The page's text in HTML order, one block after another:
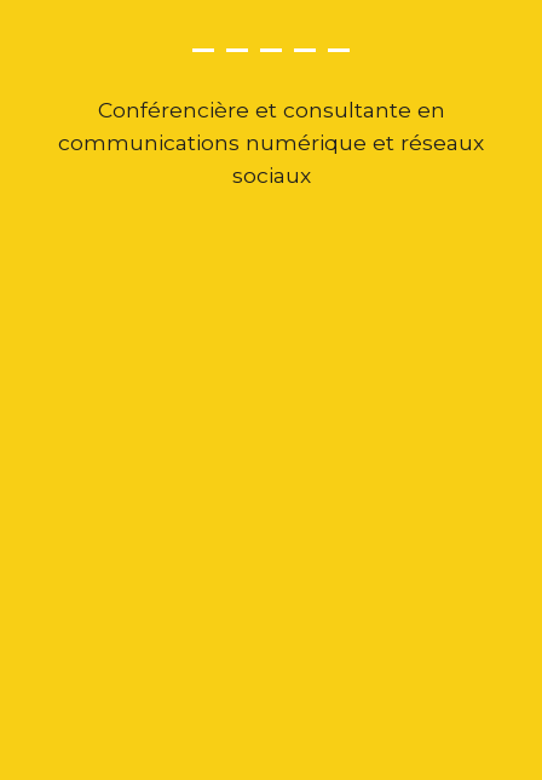
Conférencière et consultante en
communications numérique et réseaux
sociaux